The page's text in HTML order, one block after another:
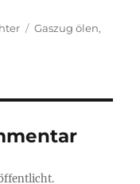
Schlagwörter
Gaszug ölen,